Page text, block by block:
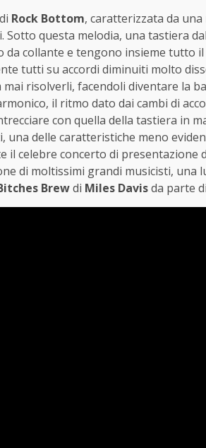
Rock Bottom, caratterizzata da
Sotto questa melodia, una tastiera
collante e tengono insieme tutto
tutti su accordi diminuiti molto
risolverli, facendoli diventare la
il ritmo dato dai cambi di
con quella della tastiera in
una delle caratteristiche meno
il celebre concerto di presentazione
di moltissimi grandi musicisti,
Brewdi Miles Davisda parte